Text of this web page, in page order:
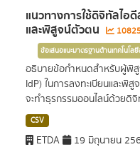
แนวทางการใช้ดิจิทัลไอ
และพิสูจน์ตัวตน
ข้อเสนอแนะมาตรฐานด้านเทคโนโล
อธิบายข้อกำหนดสำหรับผู้พิ
IdP) ในการลงทะเบียนและ
จะทำธุรกรรมออนไลน์ด้วยดิ
CSV
ETDA 19 มิถุนายน